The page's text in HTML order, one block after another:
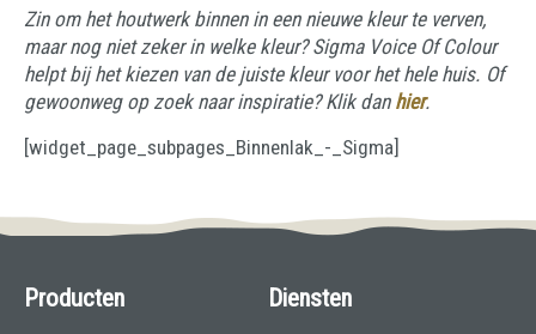
Zin om het houtwerk binnen in een nieuwe kleur te verven,
maar nog niet zeker in welke kleur? Sigma Voice Of Colour
helpt bij het kiezen van de juiste kleur voor het hele huis. Of
gewoonweg op zoek naar inspiratie? Klik dan hier.
[widget_page_subpages_Binnenlak_-_Sigma]
Producten Diensten